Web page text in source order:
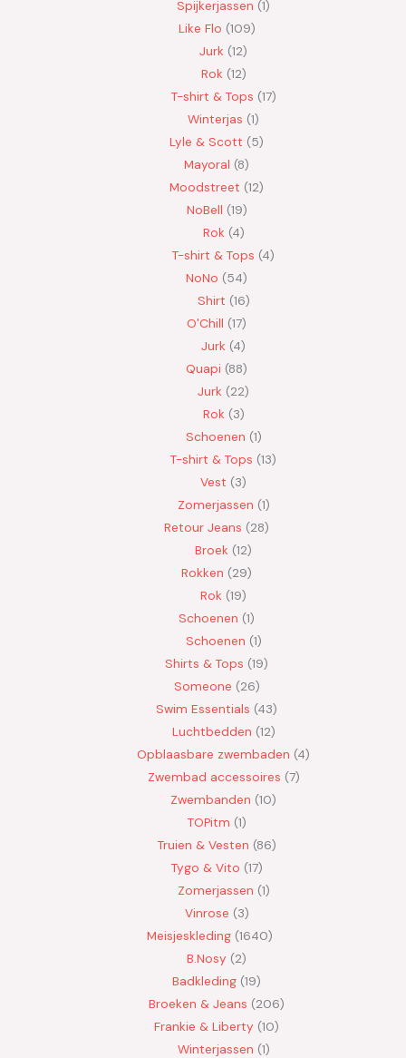
Spijkerjassen 1
Like Flo 109
Jurk 12
Rok 12
T-shirt & Tops 17
Winterjas 1
Lyle & Scott
5
Mayoral 8
Moodstreet 12
NoBell 19
Rok 4
T-shirt & Tops 4
NoNo
54
Shirt 16
O'Chill 17
Jurk 4
Quapi 88
Jurk 22
Rok 3
Schoenen 1
T-shirt & Tops 13
Vest
3
Zomerjassen 1
Retour Jeans
28
Broek 12
Rokken
29
Rok 19
Schoenen 1
Schoenen 1
Shirts & Tops 19
Someone 26
Swim Essentials 43
Luchtbedden 12
Opblaasbare zwembaden 4
Zwembad accessoires 7
Zwembanden 10
TOPitm 1
Truien & Vesten 86
Tygo & Vito 17
Zomerjassen 1
Vinrose 3
Meisjeskleding 1640
B.Nosy
2
Badkleding 19
Broeken & Jeans
206
Frankie & Liberty 10
Winterjassen 1